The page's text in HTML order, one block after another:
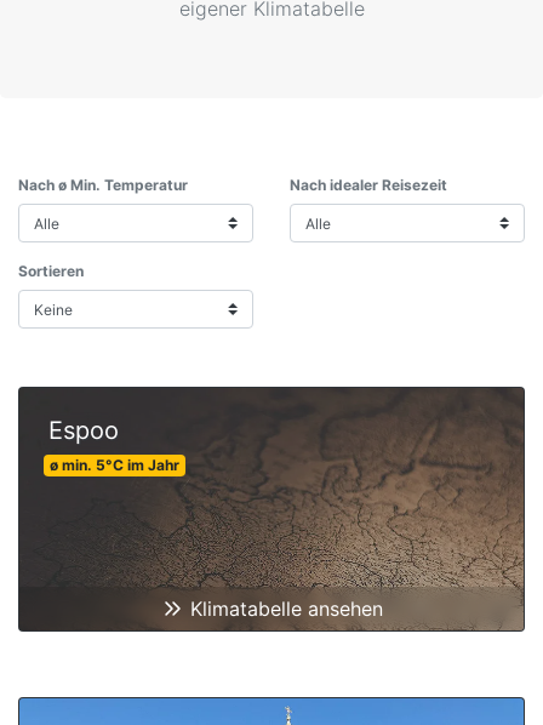
eigener Klimatabelle
Nach ø Min. Temperatur Nach idealer Reisezeit
Sortieren
Espoo
ø min. 5°C im Jahr
Klimatabelle ansehen